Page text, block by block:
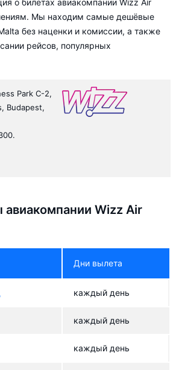
о билетах авиакомпании Wizz Air
Мы находим самые дешёвые
без наценки и комиссии, а также
рейсов, популярных
Park C-2,
Budapest,
Wizz Air
Дни вылета
каждый день
каждый день
каждый день